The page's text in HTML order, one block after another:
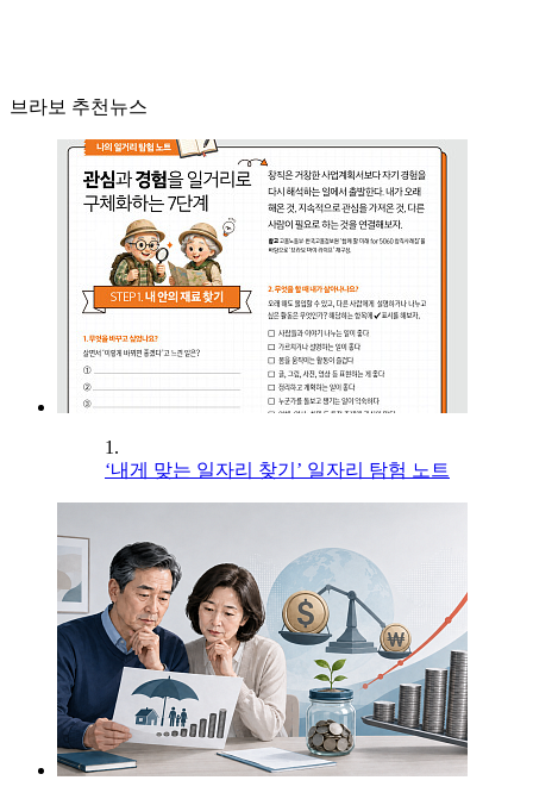
브라보 추천뉴스
1.
‘내게 맞는 일자리 찾기’ 일자리 탐험 노트